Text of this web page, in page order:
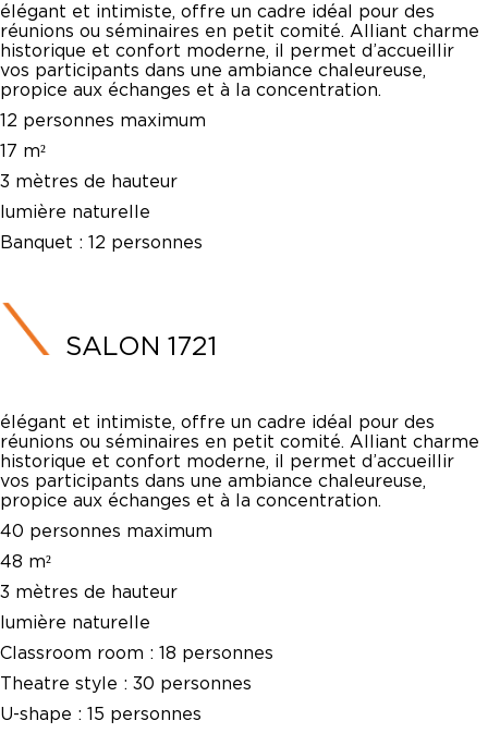
élégant et intimiste, offre un cadre idéal pour des
réunions ou séminaires en petit comité. Alliant charme
historique et confort moderne, il permet d’accueillir
vos participants dans une ambiance chaleureuse,
propice aux échanges et à la concentration.
12 personnes maximum
17 m²
3 mètres de hauteur
lumière naturelle
Banquet : 12 personnes
SALON 1721
élégant et intimiste, offre un cadre idéal pour des
réunions ou séminaires en petit comité. Alliant charme
historique et confort moderne, il permet d’accueillir
vos participants dans une ambiance chaleureuse,
propice aux échanges et à la concentration.
40 personnes maximum
48 m²
3 mètres de hauteur
lumière naturelle
Classroom room : 18 personnes
Theatre style : 30 personnes
U-shape : 15 personnes